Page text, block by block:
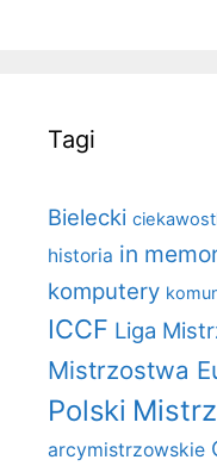
Tagi
Bielecki
historia in
komputery
ICCF Liga
Mistrzostwa
Polski
arcymistrzowskie